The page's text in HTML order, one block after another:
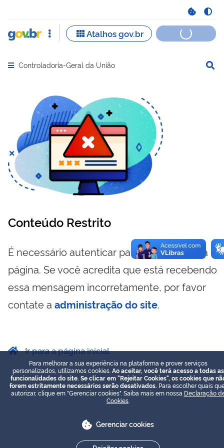
Abrir menu principal de navegação
Controladoria-Geral da União
Conteúdo Restrito
É necessário autenticar para visualizar essa
página. Se você acredita que está recebendo
essa mensagem incorretamente, por favor
contate a administração do site.
Ir para a página inicial
Para melhorar a sua experiência na plataforma e prover serviços
personalizados, utilizamos cookies. Ao aceitar, você terá acesso a todas as
funcionalidades do site. Se clicar em "Rejeitar Cookies", os cookies que
forem estritamente necessários serão desativados. Para escolher quais
autorizar, clique em "Gerenciar cookies". Saiba mais em nossa Declaração
Cookies
Gerenciar cookies